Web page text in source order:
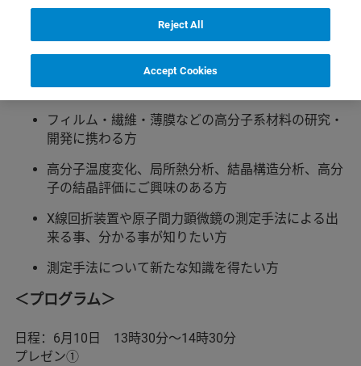
高分子材料、高分子薄膜の結晶評価・解析技術の最前線
をテーマにしたオンラインセミナーをブルカーＸ線事業
＜こんな方におすすめ＞
フィルム・繊維・薄膜などの高分子系材料の研究・
開発に携わる方
高分子温度変化、局所熱分析、結晶構造分析、高分
子の結晶評価にご興味のある方
X線回折装置や原子間力顕微鏡の測定手法による出
来る事、分かる事が知りたい方
測定手法について新たな知識を得たい方
＜プログラム＞
日程：6月10日 13時30分～14時30分
プレゼン①
Reject All
Accept Cookies